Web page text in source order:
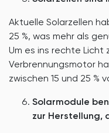
Aktuelle Solarzellen
25 %, was mehr als
Um es ins rechte Licht
Verbrennungsmotor
zwischen 15 und 25 %
Solarmodule
zur Herstellung,